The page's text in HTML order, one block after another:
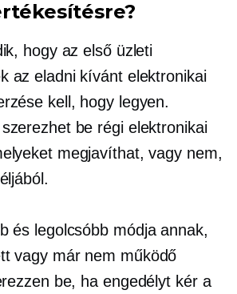
hogy az első üzleti
az eladni kívánt elektronikai
kell, hogy legyen.
be régi elektronikai
megjavíthat, vagy nem,
és legolcsóbb módja annak,
vagy már nem működő
be, ha engedélyt kér a